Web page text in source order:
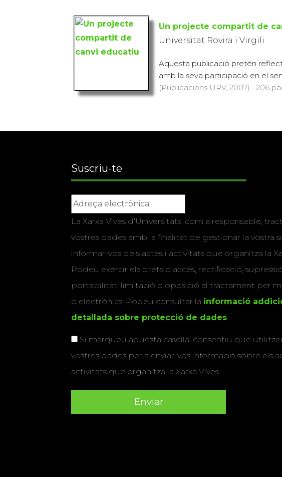
Un projecte compartit de
Universitat Rovira i Virgili
Aquesta publicació pretén
amb la seva participació en el
(Publicacions URV, 2007) · 206
Suscriu-te
La Xarxa Vives d’Universitats, com a responsable,
vostres dades amb la finalitat de gestionar la vostra
informar-vos dels actes i activitats que organitza la
Podeu exercir els drets d’accés, rectificació,
portabilitat, limitació o oposició al tractament per
o electrònics. Podeu consultar la informació
detallada sobre protecció de dades.
Si marqueu aquesta casella, consentiu que
vostres dades per a enviar-vos informació sobre els
activitats que organitza la Xarxa Vives.